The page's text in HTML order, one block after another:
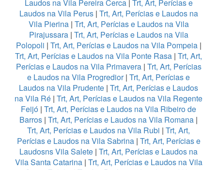
Laudos na Vila Pereira Cerca| Trt, Art, Perícias e
Laudos na Vila Perus| Trt, Art, Perícias e Laudos na
Vila Pierina| Trt, Art, Perícias e Laudos na Vila
Pirajussara| Trt, Art, Perícias e Laudos na Vila
Polopoli | Trt, Art, Perícias e Laudos na Vila Pompeia|
Trt, Art, Perícias e Laudos na Vila Ponte Rasa | Trt, Art,
Perícias e Laudos na Vila Primavera| Trt, Art, Perícias
e Laudos na Vila Progredior| Trt, Art, Perícias e
Laudos na Vila Prudente | Trt, Art, Perícias e Laudos
na Vila Ré | Trt, Art, Perícias e Laudos na Vila Regente
Feijó | Trt, Art, Perícias e Laudos na Vila Ribeiro de
Barros | Trt, Art, Perícias e Laudos na Vila Romana |
Trt, Art, Perícias e Laudos na Vila Rubi | Trt, Art,
Perícias e Laudos na Vila Sabrina| Trt, Art, Perícias e
Laudosns Vila Salete | Trt, Art, Perícias e Laudos na
Vila Santa Catarina| Trt, Art, Perícias e Laudos na Vila